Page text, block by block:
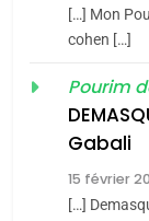
[…] Mon
cohen […]
Pourim
Gabali
15 février
[…]